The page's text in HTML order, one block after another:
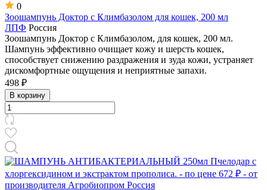
0
Зоошампунь Доктор с Климбазолом для кошек, 200 мл
ЛПФ Россия
Зоошампунь Доктор с Климбазолом, для кошек, 200 мл.
Шампунь эффективно очищает кожу и шерсть кошек,
способствует снижению раздражения и зуда кожи, устраняет
дискомфортные ощущения и неприятные запахи.
498 ₽
В корзину